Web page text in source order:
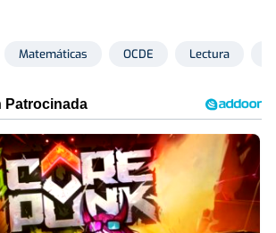
Matemáticas OCDE Lectura